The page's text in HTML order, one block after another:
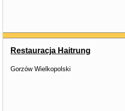
Restauracja Haitrung
Gorzów Wielkopolski